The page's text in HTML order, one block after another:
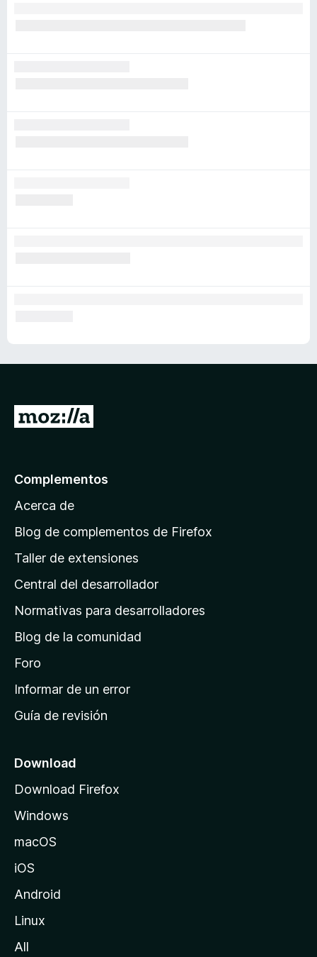
p
á
n
a
e
i
n
c
o
e
M
i
l
Complementos
Acerca de
Blog de complementos de Firefox
Taller de extensiones
Central del desarrollador
Normativas para desarrolladores
Blog de la comunidad
Foro
Informar de un error
Guía de revisión
Download
Download Firefox
Windows
macOS
iOS
Android
Linux
All